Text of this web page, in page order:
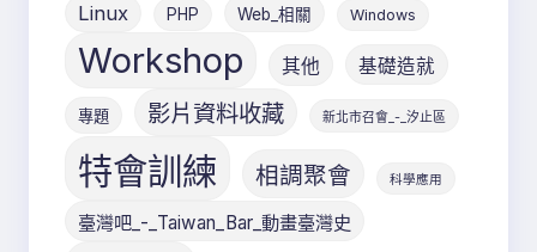
Linux PHP Web_相關 Windows
Workshop 其他 基礎造就
專題 影片資料收藏 新北市召會_-_汐止區
特會訓練 相調聚會 科學應用
臺灣吧_-_Taiwan_Bar_動畫臺灣史